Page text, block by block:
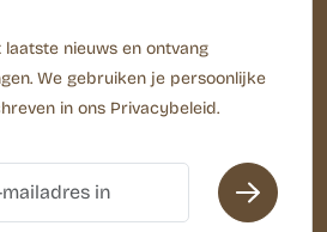
nieuws en ontvang
We gebruiken je persoonlijke
in ons Privacybeleid.